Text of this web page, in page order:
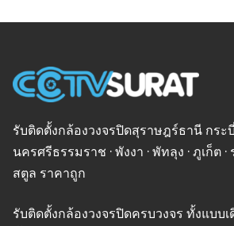
รับติดตั้งกล้องวงจรปิดสุราษฎร์ธานี กระบี่
นครศรีธรรมราช · พังงา · พัทลุง · ภูเก็ต ·
สตูล ราคาถูก
รับติดตั้งกล้องวงจรปิดครบวงจร ทั้งแบบ